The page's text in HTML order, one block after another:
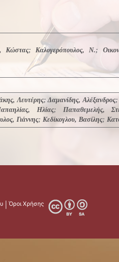
Κώστας;Καλογερόπουλος, Ν.;
Λευτέρης;Δαμανίδης, Αλέξανδρος
Ηλίας; Παπαθεμελής,
Γιάννης; Κεδίκογλου, Βασίλης;